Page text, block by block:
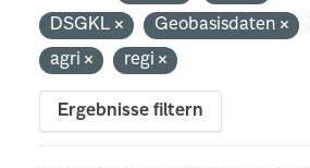
DSGKL
Geobasisdaten
agri
regi
Ergebnisse filtern